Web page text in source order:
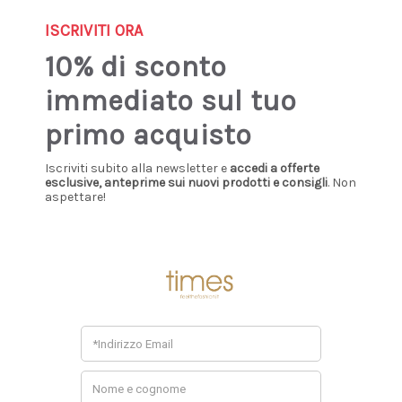
Scarpe
ZEPPA
Consigliati Per Te
ISCRIVITI ORA
10% di sconto
immediato sul tuo
primo acquisto
Iscriviti subito alla newsletter e accedi a offerte
esclusive, anteprime sui nuovi prodotti e consigli. Non
aspettare!